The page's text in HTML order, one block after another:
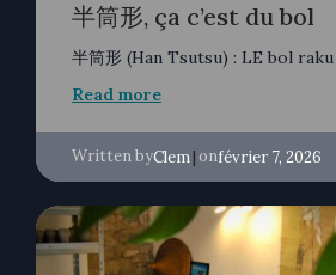
半筒形, ça c’est du bol
半筒形 (Han Tsutsu) : LE bol
Read more
Written byClem| onfévrier 7, 2026